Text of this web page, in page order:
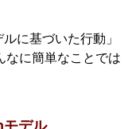
に基づいた行動」
なに簡単なことでは
モデル